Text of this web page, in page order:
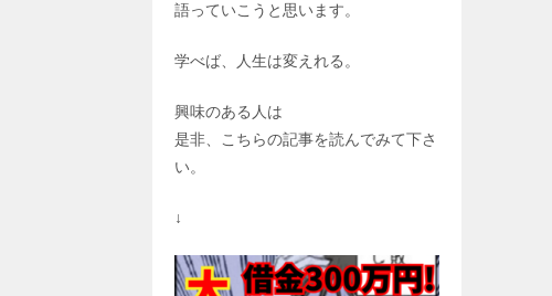
語っていこうと思います。
学べば、人生は変えれる。
興味のある人は
是非、こちらの記事を読んでみて下さ
い。
↓